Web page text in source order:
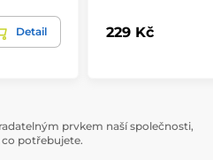
Detail 229 Kč
prvkem naší společnosti,
potřebujete.